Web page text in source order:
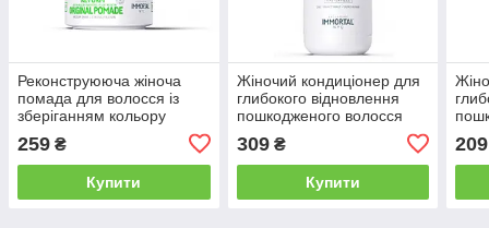
Реконструююча жіноча
помада для волосся із
зберіганням кольору
Immortal NYC RE-FORM
I'M Vegan, 150 мл (NYC-
72)
259 ₴
Купити
Жіночий кондиціонер для
глибокого відновлення
пошкодженого волосся
Immortal NYC RE-BOND
I'M Vegan, 500 мл (NYC-
66)
309₴
Купити
I'M
67)
209